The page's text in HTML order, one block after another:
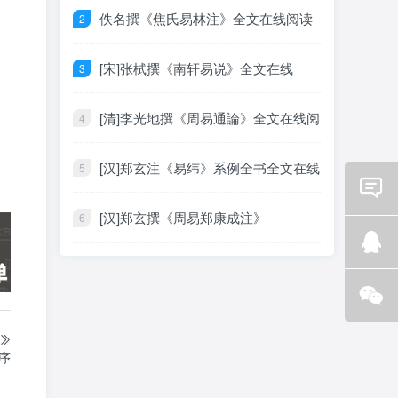
佚名撰《焦氏易林注》全文在线阅读
[宋]张栻撰《南轩易说》全文在线
[清]李光地撰《周易通論》全文在线阅
读
[汉]郑玄注《易纬》系例全书全文在线
阅读
[汉]郑玄撰《周易郑康成注》
Email
咨询
Q Q
咨询